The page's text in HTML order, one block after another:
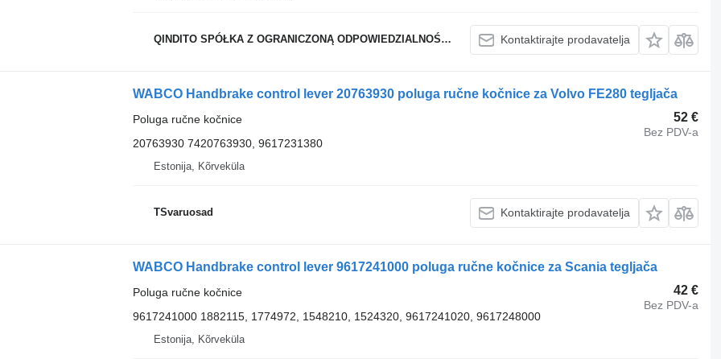
QINDITO SPÓŁKA Z OGRANICZONĄ ODPOWIEDZIALNOŚCIĄ Kontaktirajte prodavatelja
WABCO Handbrake control lever 20763930 poluga ručne kočnice za Volvo FE280 tegljača
52 €
Bez PDV-a
Poluga ručne kočnice
20763930 7420763930, 9617231380
Estonija, Kõrveküla
TSvaruosad Kontaktirajte prodavatelja
WABCO Handbrake control lever 9617241000 poluga ručne kočnice za Scania tegljača
42 €
Bez PDV-a
Poluga ručne kočnice
9617241000 1882115, 1774972, 1548210, 1524320, 9617241020, 9617248000
Estonija, Kõrveküla